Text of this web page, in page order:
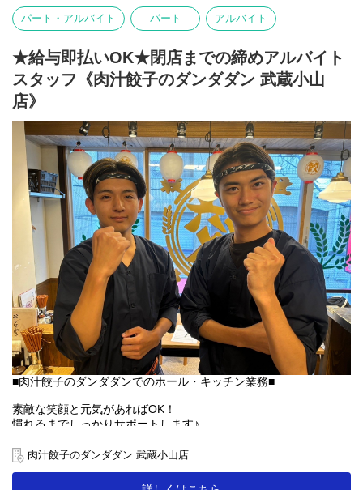
未経験者の方にも無理なくスタートできる簡単な調理がメイン！
人気の「肉汁焼餃子」も上手に焼ける様に！
「肉汁餃子のダンダダン」では、
スタッフみんなが下の名前で呼び合います!
フランクで楽しい環境が1番の魅力です♪
パート・アルバイト パート アルバイト
★給与即払いOK★閉店までの締めアルバイト
スタッフ《肉汁餃子のダンダダン 武蔵小山
店》
■肉汁餃子のダンダダンでのホール・キッチン業務■
素敵な笑顔と元気があればOK！
慣れるまでしっかりサポートします♪
【ホール】
「何もつけないで食べられるようになっていますので、
肉汁餃子のダンダダン 武蔵小山店